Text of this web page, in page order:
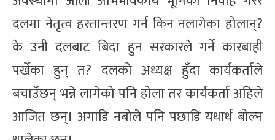
दलमा नेतृत्व हस्तान्तरण गर्न किन नलागेका होलान्?
के उनी दलबाट बिदा हुन सरकारले गर्ने कारबाही
पर्खेका हुन् त? दलको अध्यक्ष हुँदा कार्यकर्ताले
बचाउँछन् भन्ने लागेको पनि होला तर कार्यकर्ता अहिले
आजित छन्। अगाडि नबोले पनि पछाडि यथार्थ बोल्न